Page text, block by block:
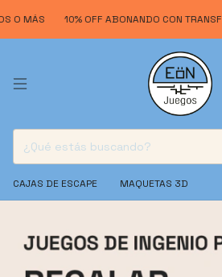
10% OFF ABONANDO CON TRANSFERENCIA
CAJAS DE ESCAPE MAQUETAS 3D